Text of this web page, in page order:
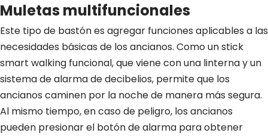
Muletas multifuncionales
Este tipo de bastón es agregar funciones aplicables a las
necesidades básicas de los ancianos. Como un stick
smart walking funcional, que viene con una linterna y un
sistema de alarma de decibelios, permite que los
ancianos caminen por la noche de manera más segura.
Al mismo tiempo, en caso de peligro, los ancianos
pueden presionar el botón de alarma para obtener